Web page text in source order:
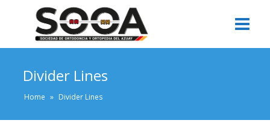
Divider Lines
Home » Divider Lines